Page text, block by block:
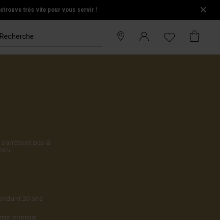
très vite pour vous servir !
pas là.
20 ans.
énergie